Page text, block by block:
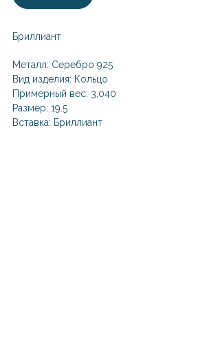
Бриллиант
Металл: Серебро 925
Вид изделия: Кольцо
Примерный вес: 3,040
Размер: 19.5
Вставка: Бриллиант